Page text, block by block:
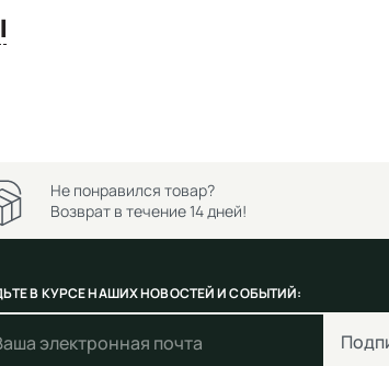
Не понравился товар?
Возврат в течение 14 дней!
В КУРСЕ НАШИХ НОВОСТЕЙ И СОБЫТИЙ: